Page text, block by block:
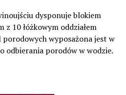
dysponuje blokiem
10 łóżkowym oddziałem
porodowych wyposażona jest w
odbierania porodów w wodzie.